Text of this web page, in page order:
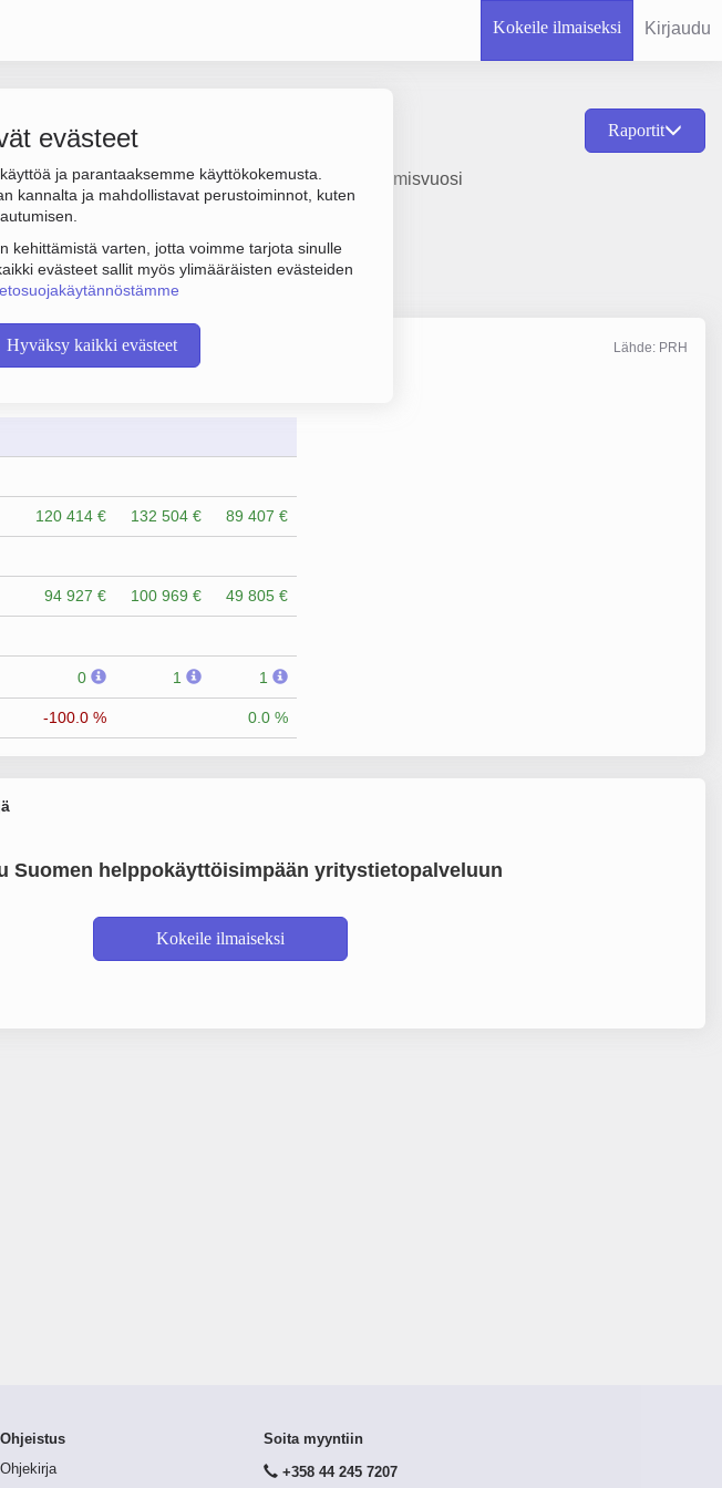
Kokeile ilmaiseksi Kirjaudu
evästeet
ja parantaaksemme käyttökokemusta.
kannalta ja mahdollistavat perustoiminnot, kuten
kehittämistä varten, jotta voimme tarjota sinulle
evästeet sallit myös ylimääräisten evästeiden
Hyväksy kaikki evästeet
Raportit
ja öljysiemenkasvien viljely, perustamisvuosi
Lähde: PRH
120 414 € 132 504 € 89 407 €
94 927 € 100 969 € 49 805 €
0 1 1
-100.0 % 0.0 %
Suomen helppokäyttöisimpään yritystietopalveluun
Kokeile ilmaiseksi
Ohjeistus
Ohjekirja
Soita myyntiin
+358 44 245 7207